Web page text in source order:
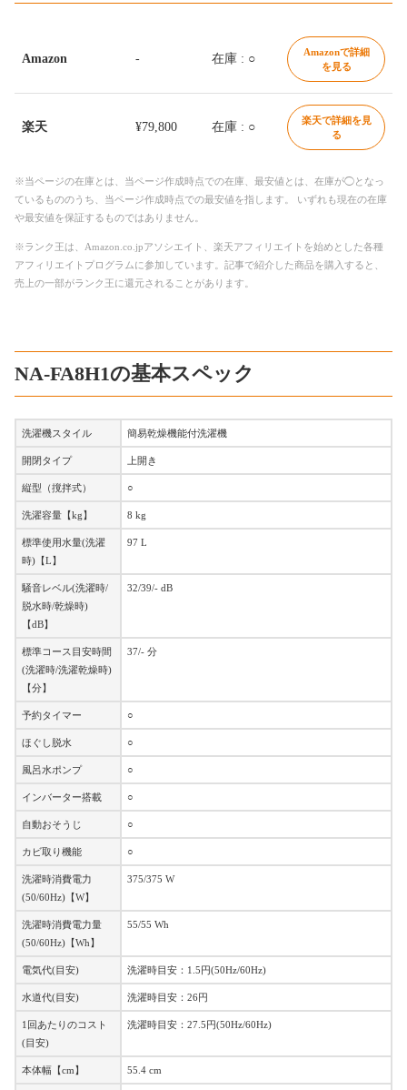
Amazon - 在庫 : ○
Amazonで詳細
を見る
楽天 ¥79,800 在庫 : ○
楽天で詳細を見
る
※当ページの在庫とは、当ページ作成時点での在庫、最安値とは、在庫が◯となっ
ているもののうち、当ページ作成時点での最安値を指します。 いずれも現在の在庫
や最安値を保証するものではありません。
※ランク王は、Amazon.co.jpアソシエイト、楽天アフィリエイトを始めとした各種
アフィリエイトプログラムに参加しています。記事で紹介した商品を購入すると、
売上の一部がランク王に還元されることがあります。
NA-FA8H1の基本スペック
洗濯機スタイル 簡易乾燥機能付洗濯機
開閉タイプ 上開き
縦型（撹拌式） ○
洗濯容量【kg】 8 kg
標準使用水量(洗濯
時)【L】
97 L
騒音レベル(洗濯時/
脱水時/乾燥時)
【dB】
32/39/- dB
標準コース目安時間
(洗濯時/洗濯乾燥時)
【分】
37/- 分
予約タイマー ○
ほぐし脱水 ○
風呂水ポンプ ○
インバーター搭載 ○
自動おそうじ ○
カビ取り機能 ○
洗濯時消費電力
(50/60Hz)【W】
375/375 W
洗濯時消費電力量
(50/60Hz)【Wh】
55/55 Wh
電気代(目安) 洗濯時目安：1.5円(50Hz/60Hz)
水道代(目安) 洗濯時目安：26円
1回あたりのコスト
(目安)
洗濯時目安：27.5円(50Hz/60Hz)
本体幅【cm】 55.4 cm